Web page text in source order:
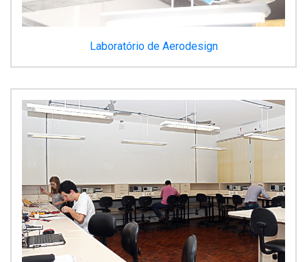
Laboratório de Aerodesign